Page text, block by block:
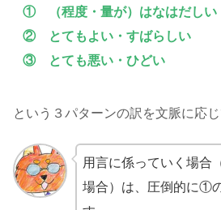
① （程度・量が）はなはだしい
② とてもよい・すばらしい
③ とても悪い・ひどい
という３パターンの訳を文脈に応じ
用言に係っていく場合
場合）は、圧倒的に①